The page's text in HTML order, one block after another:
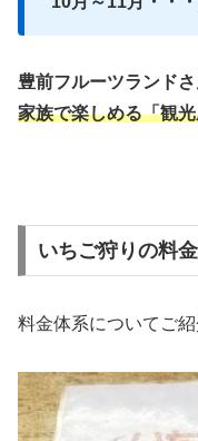
豊前フルーツランド
家族で楽しめる「観
いちご狩りの料
料金体系についてご紹